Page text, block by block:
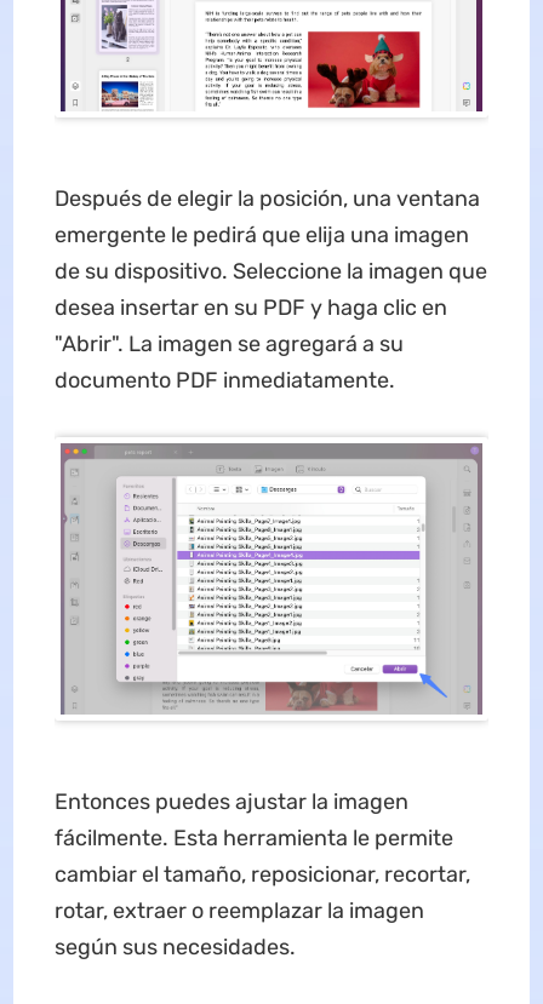
Después de elegir la posición, una ventana
emergente le pedirá que elija una imagen
de su dispositivo. Seleccione la imagen que
desea insertar en su PDF y haga clic en
"Abrir". La imagen se agregará a su
documento PDF inmediatamente.
Entonces puedes ajustar la imagen
fácilmente. Esta herramienta le permite
cambiar el tamaño, reposicionar, recortar,
rotar, extraer o reemplazar la imagen
según sus necesidades.